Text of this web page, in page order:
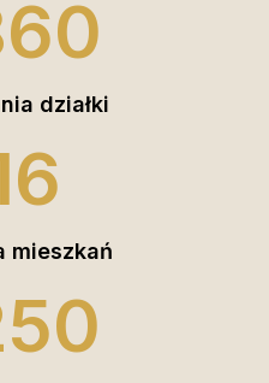
działki
mieszkań